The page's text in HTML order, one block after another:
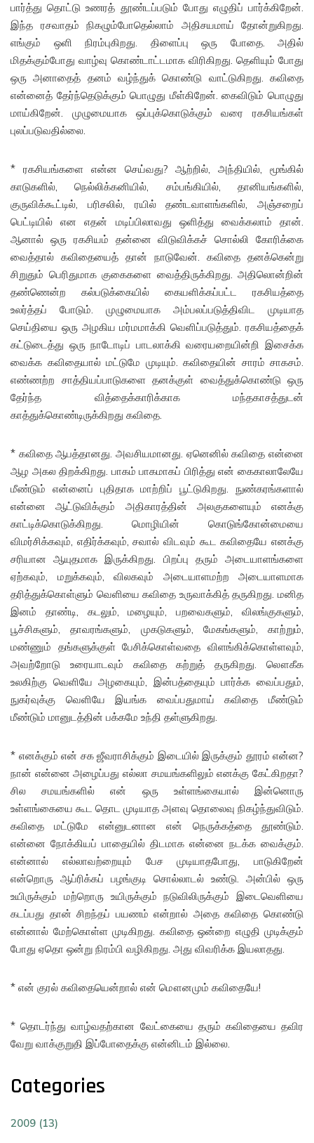
பார்த்து தொட்டு உணரத் தூண்டப்படும் போது எழுதிப் பார்க்கிறேன்.
இந்த ரசவாதம் நிகழும்போதெல்லாம் அதிசயமாய் தோன்றுகிறது.
எங்கும் ஒளி நிரம்புகிறது. திளைப்பு ஒரு போதை. அதில்
மிதக்கும்போது வாழ்வு கொண்டாட்டமாக விரிகிறது. தெளியும் போது
ஒரு அனாதைத் தனம் வழ்ந்துக் கொண்டு வாட்டுகிறது. கவிதை
என்னைத் தேர்ந்தெடுக்கும் பொழுது மீள்கிறேன். கைவிடும் பொழுது
மாய்கிறேன். முழுமையாக ஒப்புக்கொடுக்கும் வரை ரகசியங்கள்
புலப்படுவதில்லை.
* ரகசியங்களை என்ன செய்வது? ஆற்றில், அந்தியில், மூங்கில்
காடுகளில், நெல்லிக்கனியில், சம்பங்கியில், தானியங்களில்,
குருவிக்கூட்டில், பரிசலில், ரயில் தண்டவாளங்களில், அஞ்சறைப்
பெட்டியில் என எதன் மடிப்பிலாவது ஒளித்து வைக்கலாம் தான்.
ஆனால் ஒரு ரகசியம் தன்னை விடுவிக்கச் சொல்லி கோரிக்கை
வைத்தால் கவிதையைத் தான் நாடுவேன். கவிதை தனக்கென்று
சிறுதும் பெரிதுமாக குகைகளை வைத்திருக்கிறது. அதிலொன்றின்
தண்ணென்ற கல்படுக்கையில் கையளிக்கப்பட்ட ரகசியத்தை
உலர்த்தப் போடும். முழுமையாக அம்பலப்படுத்திவிட முடியாத
செய்தியை ஒரு அழகிய மர்மமாக்கி வெளிப்படுத்தும். ரகசியத்தைக்
கட்டுடைத்து ஒரு நாடோடிப் பாடலாக்கி வரையறையின்றி இசைக்க
வைக்க கவிதையால் மட்டுமே முடியும். கவிதையின் சாரம் சாகசம்.
எண்ணற்ற சாத்தியப்பாடுகளை தனக்குள் வைத்துக்கொண்டு ஒரு
தேர்ந்த வித்தைக்காரிக்காக மந்தகாசத்துடன்
காத்துக்கொண்டிருக்கிறது கவிதை.
* கவிதை ஆபத்தானது. அவசியமானது. ஏனெனில் கவிதை என்னை
ஆழ அகல திறக்கிறது. பாகம் பாகமாகப் பிரித்து என் கைகாலாலேயே
மீண்டும் என்னைப் புதிதாக மாற்றிப் பூட்டுகிறது. நுண்கரங்களால்
என்னை ஆட்டுவிக்கும் அதிகாரத்தின் அலகுகளையும் எனக்கு
காட்டிக்கொடுக்கிறது. மொழியின் கொடுங்கோன்மையை
விமர்சிக்கவும், எதிர்க்கவும், சவால் விடவும் கூட கவிதையே எனக்கு
சரியான ஆயுதமாக இருக்கிறது. பிறப்பு தரும் அடையாளங்களை
ஏற்கவும், மறுக்கவும், விலகவும் அடையாளமற்ற அடையாளமாக
தரித்துக்கொள்ளும் வெளியை கவிதை உருவாக்கித் தருகிறது. மனித
இனம் தாண்டி, கடலும், மழையும், பறவைகளும், விலங்குகளும்,
பூச்சிகளும், தாவரங்களும், முகடுகளும், மேகங்களும், காற்றும்,
மண்ணும் தங்களுக்குள் பேசிக்கொள்வதை விளங்கிக்கொள்ளவும்,
அவற்றோடு உரையாடவும் கவிதை கற்றுத் தருகிறது. லௌகீக
உலகிற்கு வெளியே அழகையும், இன்பத்தையும் பார்க்க வைப்பதும்,
நுகர்வுக்கு வெளியே இயங்க வைப்பதுமாய் கவிதை மீண்டும்
மீண்டும் மானுடத்தின் பக்கமே உந்தி தள்ளுகிறது.
* எனக்கும் என் சக ஜீவராசிக்கும் இடையில் இருக்கும் தூரம் என்ன?
நான் என்னை அழைப்பது எல்லா சமயங்களிலும் எனக்கு கேட்கிறதா?
சில சமயங்களில் என் ஒரு உள்ளங்கையால் இன்னொரு
உள்ளங்கையை கூட தொட முடியாத அளவு தொலைவு நிகழ்ந்துவிடும்.
கவிதை மட்டுமே என்னுடனான என் நெருக்கத்தை தூண்டும்.
என்னை நோக்கியப் பாதையில் திடமாக என்னை நடக்க வைக்கும்.
என்னால் எல்லாவற்றையும் பேச முடியாதபோது, பாடுகிறேன்
என்றொரு ஆப்ரிக்கப் பழங்குடி சொல்லாடல் உண்டு. அன்பில் ஒரு
உயிருக்கும் மற்றொரு உயிருக்கும் நடுவிலிருக்கும் இடைவெளியை
கடப்பது தான் சிறந்தப் பயணம் என்றால் அதை கவிதை கொண்டு
என்னால் மேற்கொள்ள முடிகிறது. கவிதை ஒன்றை எழுதி முடிக்கும்
போது ஏதொ ஒன்று நிரம்பி வழிகிறது. அது விவரிக்க இயலாதது.
* என் குரல் கவிதையென்றால் என் மௌனமும் கவிதையே!
* தொடர்ந்து வாழ்வதற்கான வேட்கையை தரும் கவிதையை தவிர
வேறு வாக்குறுதி இப்போதைக்கு என்னிடம் இல்லை.
Categories
2009 (13)